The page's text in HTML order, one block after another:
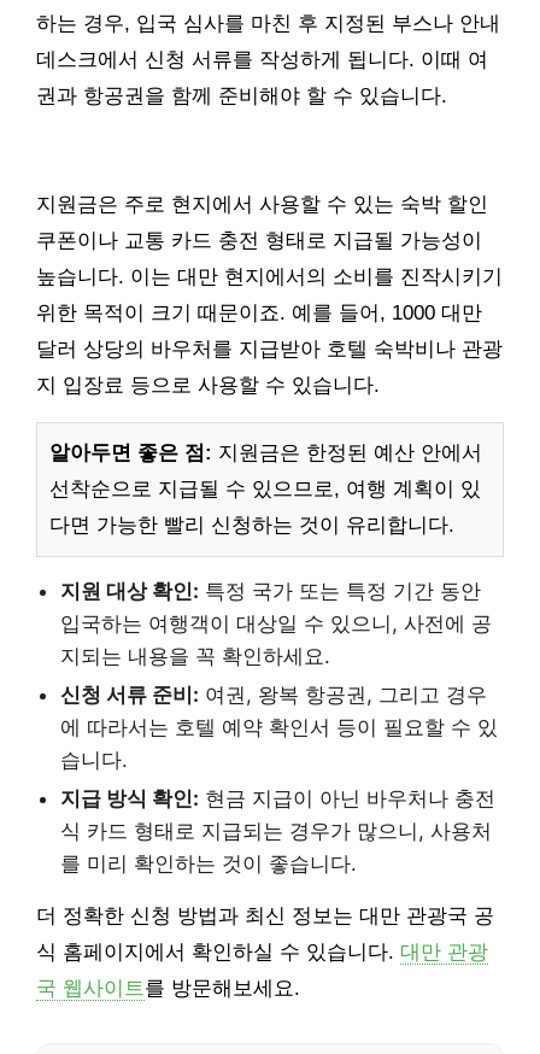
하는 경우, 입국 심사를 마친 후 지정된 부스나 안내
데스크에서 신청 서류를 작성하게 됩니다. 이때 여
권과 항공권을 함께 준비해야 할 수 있습니다.
지원금은 주로 현지에서 사용할 수 있는 숙박 할인
쿠폰이나 교통 카드 충전 형태로 지급될 가능성이
높습니다. 이는 대만 현지에서의 소비를 진작시키기
위한 목적이 크기 때문이죠. 예를 들어, 1000 대만
달러 상당의 바우처를 지급받아 호텔 숙박비나 관광
지 입장료 등으로 사용할 수 있습니다.
알아두면 좋은 점: 지원금은 한정된 예산 안에서
선착순으로 지급될 수 있으므로, 여행 계획이 있
다면 가능한 빨리 신청하는 것이 유리합니다.
지원 대상 확인: 특정 국가 또는 특정 기간 동안
입국하는 여행객이 대상일 수 있으니, 사전에 공
지되는 내용을 꼭 확인하세요.
신청 서류 준비: 여권, 왕복 항공권, 그리고 경우
에 따라서는 호텔 예약 확인서 등이 필요할 수 있
습니다.
지급 방식 확인: 현금 지급이 아닌 바우처나 충전
식 카드 형태로 지급되는 경우가 많으니, 사용처
를 미리 확인하는 것이 좋습니다.
더 정확한 신청 방법과 최신 정보는 대만 관광국 공
식 홈페이지에서 확인하실 수 있습니다. 대만 관광
국 웹사이트를 방문해보세요.